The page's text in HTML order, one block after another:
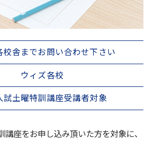
校舎までお問い合わせ下さい
ウィズ各校
試土曜特訓講座受講者対象
講座をお申し込み頂いた方を対象に、